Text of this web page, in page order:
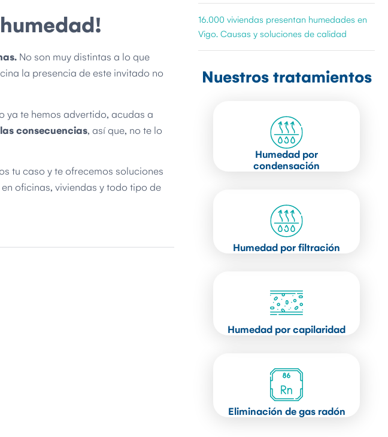
No son muy distintas a lo que
la presencia de este invitado no
ya te hemos advertido, acudas a
consecuencias, así que, no te lo
tu caso y te ofrecemos soluciones
oficinas, viviendas y todo tipo de
16.000 viviendas presentan humedades en
Vigo. Causas y soluciones de calidad
Nuestros tratamientos
Humedad por
condensación
Humedad por filtración
Humedad por capilaridad
Eliminación de gas radón